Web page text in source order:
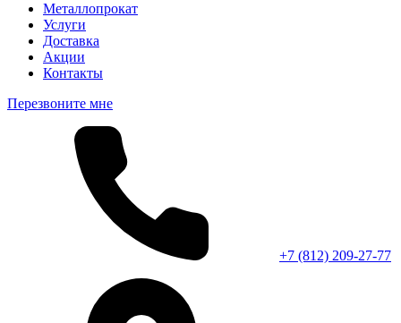
Металлопрокат
Услуги
Доставка
Акции
Контакты
Перезвоните мне
+7 (812) 209-27-77